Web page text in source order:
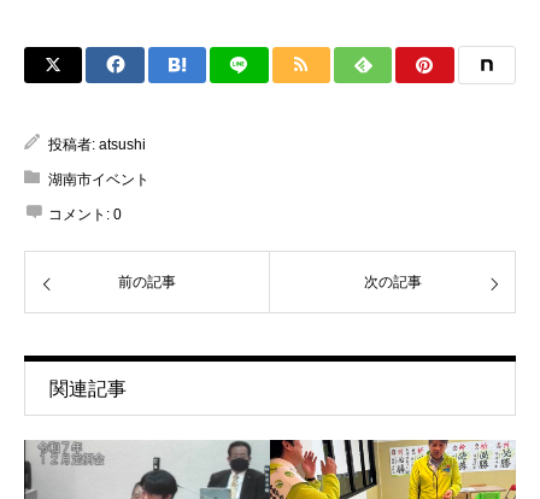
投稿者: atsushi
湖南市イベント
コメント: 0
前の記事 次の記事
関連記事